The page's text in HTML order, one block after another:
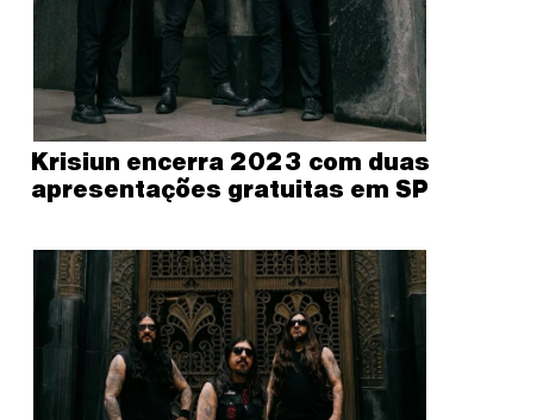
Krisiun encerra 2023 com duas
apresentações gratuitas em SP